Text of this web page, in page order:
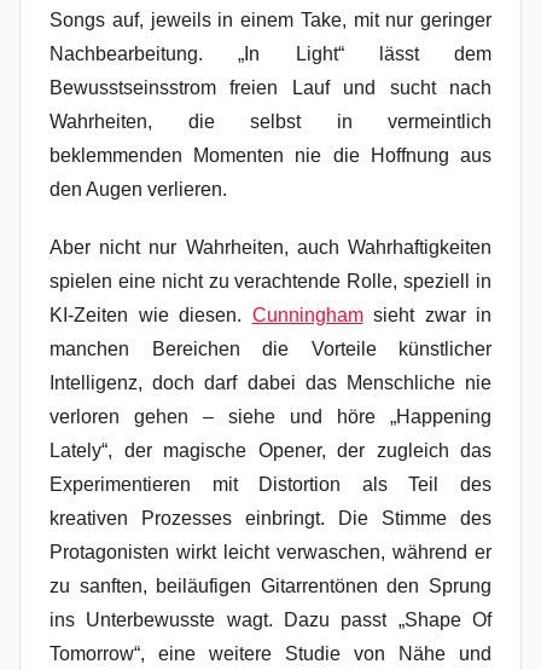
Songs auf, jeweils in einem Take, mit nur geringer
Nachbearbeitung. „In Light“ lässt dem
Bewusstseinsstrom freien Lauf und sucht nach
Wahrheiten, die selbst in vermeintlich
beklemmenden Momenten nie die Hoffnung aus
den Augen verlieren.
Aber nicht nur Wahrheiten, auch Wahrhaftigkeiten
spielen eine nicht zu verachtende Rolle, speziell in
KI-Zeiten wie diesen. Cunninghamsieht zwar in
manchen Bereichen die Vorteile künstlicher
Intelligenz, doch darf dabei das Menschliche nie
verloren gehen – siehe und höre „Happening
Lately“, der magische Opener, der zugleich das
Experimentieren mit Distortion als Teil des
kreativen Prozesses einbringt. Die Stimme des
Protagonisten wirkt leicht verwaschen, während er
zu sanften, beiläufigen Gitarrentönen den Sprung
ins Unterbewusste wagt. Dazu passt „Shape Of
Tomorrow“, eine weitere Studie von Nähe und